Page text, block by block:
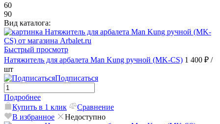
60
90
Вид каталога:
Быстрый просмотр
Натяжитель для арбалета Man Kung ручной (MK-CS) 1 400 ₽ /
шт
Подписаться
Подробнее
Купить в 1 клик
Сравнение
В избранное
Недоступно